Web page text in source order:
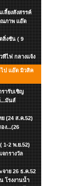
ลี้ยงสังสรรค์
ณภาพ แอ๊ด
ลิ่งชัน ( 9
ทีไฟ กลางแจ้ง
ป แอ๊ด มิวสิค
รารับเชิญ
...มันส์
(24 ส.ค.52)
ง...(26
1-2 พ.ย.52)
จกรางวัล
าย 26 ธ.ค.52
โรงงานน้ำ